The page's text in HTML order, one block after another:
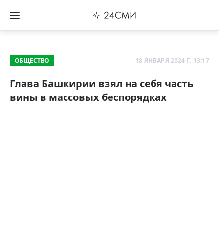
ОБЩЕСТВО 18 ЯНВАРЯ 2024 Г. 13:17
Глава Башкирии взял на себя часть
вины в массовых беспорядках